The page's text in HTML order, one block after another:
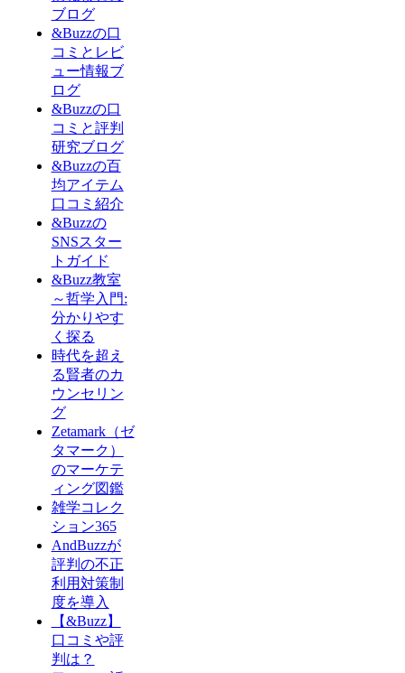
ブログ
&Buzzの口
コミとレビ
ュー情報ブ
ログ
&Buzzの口
コミと評判
研究ブログ
&Buzzの百
均アイテム
口コミ紹介
&Buzzの
SNSスター
トガイド
&Buzz教室
～哲学入門:
分かりやす
く探る
時代を超え
る賢者のカ
ウンセリン
グ
Zetamark（ゼ
タマーク）
のマーケテ
ィング図鑑
雑学コレク
ション365
AndBuzzが
評判の不正
利用対策制
度を導入
【&Buzz】
口コミや評
判は？